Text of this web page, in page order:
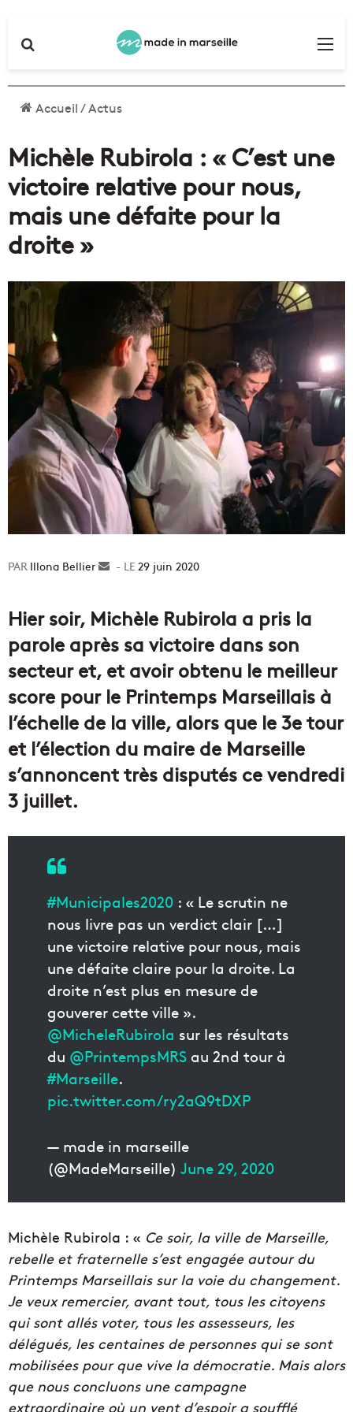
Accueil/Actus
Michèle Rubirola : « C’est une
victoire relative pour nous,
mais une défaite pour la
droite »
Illona Bellier
Envoyer29 juin 2020
Hier soir, Michèle Rubirola a pris la
parole après sa victoire dans son
secteur et, et avoir obtenu le meilleur
score pour le Printemps Marseillais à
l’échelle de la ville, alors que le 3e tour
et l’élection du maire de Marseille
s’annoncent très disputés ce vendredi
3 juillet.
#Municipales2020 : « Le scrutin ne
nous livre pas un verdict clair […]
une victoire relative pour nous, mais
une défaite claire pour la droite. La
droite n’est plus en mesure de
gouverer cette ville ».
@MicheleRubirola sur les résultats
du @PrintempsMRS au 2nd tour à
#Marseille.
pic.twitter.com/ry2aQ9tDXP
— made in marseille
(@MadeMarseille) June 29, 2020
Michèle Rubirola : « Ce soir, la ville de Marseille,
rebelle et fraternelle s’est engagée autour du
Printemps Marseillais sur la voie du changement.
Je veux remercier, avant tout, tous les citoyens
qui sont allés voter, tous les assesseurs, les
délégués, les centaines de personnes qui se sont
mobilisées pour que vive la démocratie. Mais alors
que nous concluons une campagne
extraordinaire où un vent d’espoir a soufflé